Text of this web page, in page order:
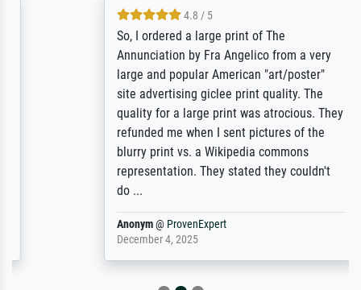
4.8 / 5
So, I ordered a large print of The
Annunciation by Fra Angelico from a very
large and popular American "art/poster"
site advertising giclee print quality. The
quality for a large print was atrocious. They
refunded me when I sent pictures of the
blurry print vs. a Wikipedia commons
representation. They stated they couldn't
ProvenExpert
December 4, 2025